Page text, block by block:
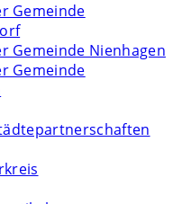
Gemeinde
Gemeinde Nienhagen
Gemeinde